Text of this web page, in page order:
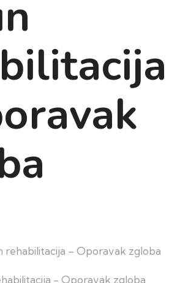
rehabilitacija – Oporavak zgloba